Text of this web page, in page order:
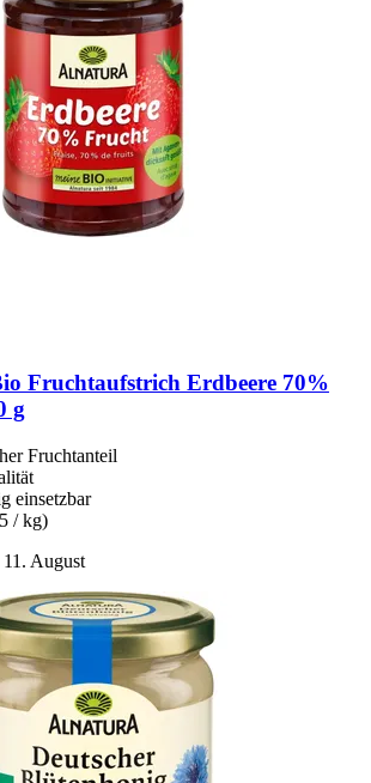
Fruchtaufstrich Erdbeere 70%
g
Fruchtanteil
einsetzbar
/ kg)
August